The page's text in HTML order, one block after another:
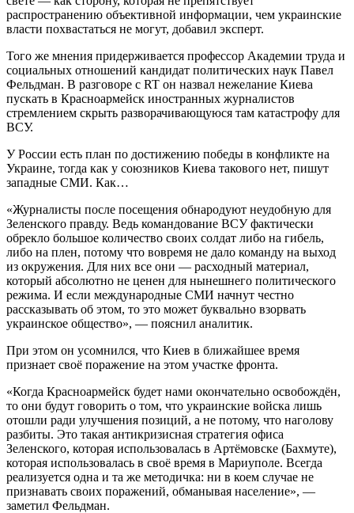
распространению объективной информации, чем украинские
власти похвастаться не могут, добавил эксперт.
Того же мнения придерживается профессор Академии труда и
социальных отношений кандидат политических наук Павел
Фельдман. В разговоре с RT он назвал нежелание Киева
пускать в Красноармейск иностранных журналистов
стремлением скрыть разворачивающуюся там катастрофу для
ВСУ.
У России есть план по достижению победы в конфликте на
Украине, тогда как у союзников Киева такового нет, пишут
западные СМИ. Как…
«Журналисты после посещения обнародуют неудобную для
Зеленского правду. Ведь командование ВСУ фактически
обрекло большое количество своих солдат либо на гибель,
либо на плен, потому что вовремя не дало команду на выход
из окружения. Для них все они — расходный материал,
который абсолютно не ценен для нынешнего политического
режима. И если международные СМИ начнут честно
рассказывать об этом, то это может буквально взорвать
украинское общество», — пояснил аналитик.
При этом он усомнился, что Киев в ближайшее время
признает своё поражение на этом участке фронта.
«Когда Красноармейск будет нами окончательно освобождён,
то они будут говорить о том, что украинские войска лишь
отошли ради улучшения позиций, а не потому, что наголову
разбиты. Это такая антикризисная стратегия офиса
Зеленского, которая использовалась в Артёмовске (Бахмуте),
которая использовалась в своё время в Мариуполе. Всегда
реализуется одна и та же методичка: ни в коем случае не
признавать своих поражений, обманывая население», —
заметил Фельдман.